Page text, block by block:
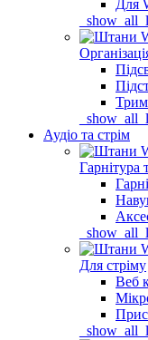
Для
Аудіо та стрім
Гарнітура
Для стріму
Веб